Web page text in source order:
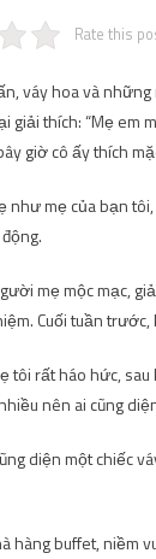
Rate this
giải thích: “Mẹ em
giờ cô ấy thích
như mẹ của bạn
mẹ mộc mạc,
Cuối tuần
tôi rất háo hức,
nên ai cũng
diện một chiếc
hàng buffet, niềm